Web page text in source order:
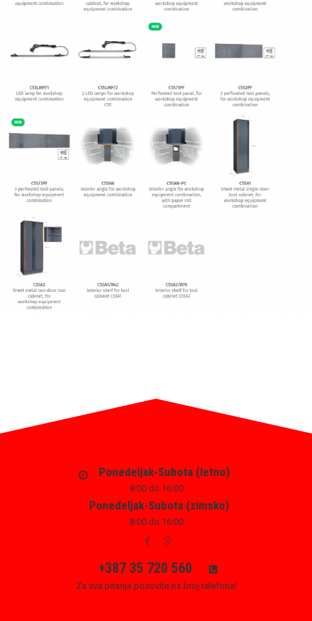
Ponedeljak-Subota (letno)
8:00 do 16:00
Ponedeljak-Subota (zimsko)
8:00 do 16:00
+387 35 720 560
Za sva pitanja pozovite na broj telefona!